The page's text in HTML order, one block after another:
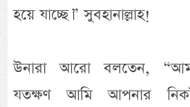
হয়ে যাচ্ছে।” সুবহানাল্লাহ!
উনারা আরো বলতেন,
যতক্ষণ আমি আপনার